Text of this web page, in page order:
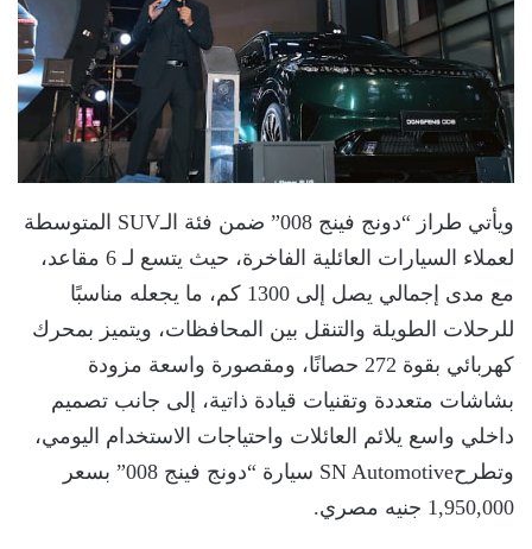
ويأتي طراز “دونج فينج 008” ضمن فئة الـSUV المتوسطة
لعملاء السيارات العائلية الفاخرة، حيث يتسع لـ 6 مقاعد،
مع مدى إجمالي يصل إلى 1300 كم، ما يجعله مناسبًا
للرحلات الطويلة والتنقل بين المحافظات، ويتميز بمحرك
كهربائي بقوة 272 حصانًا، ومقصورة واسعة مزودة
بشاشات متعددة وتقنيات قيادة ذاتية، إلى جانب تصميم
داخلي واسع يلائم العائلات واحتياجات الاستخدام اليومي،
وتطرحSN Automotive سيارة “دونج فينج 008” بسعر
1,950,000 جنيه مصري.